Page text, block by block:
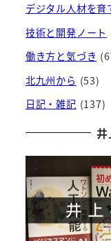
デジタル人材を育
技術と開発ノート
働き方と気づき
北九州から (53)
日記・雑記 (137)
井